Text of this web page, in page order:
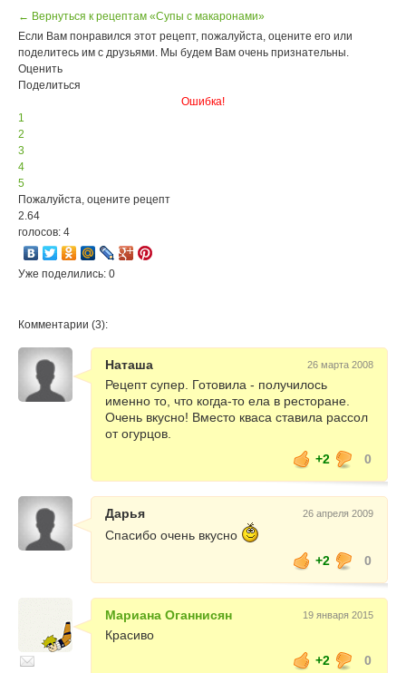
← Вернуться к рецептам «Супы с макаронами»
Если Вам понравился этот рецепт, пожалуйста, оцените его или
поделитесь им с друзьями. Мы будем Вам очень признательны.
Оценить
Поделиться
Ошибка!
1
2
3
4
5
Пожалуйста, оцените рецепт
2.64
голосов: 4
Уже поделились: 0
Комментарии (3):
Наташа 26 марта 2008
Рецепт супер. Готовила - получилось
именно то, что когда-то ела в ресторане.
Очень вкусно! Вместо кваса ставила рассол
от огурцов.
+2
0
Дарья 26 апреля 2009
Спасибо очень вкусно
+2
0
Мариана Оганнисян 19 января 2015
Красиво
+2
0